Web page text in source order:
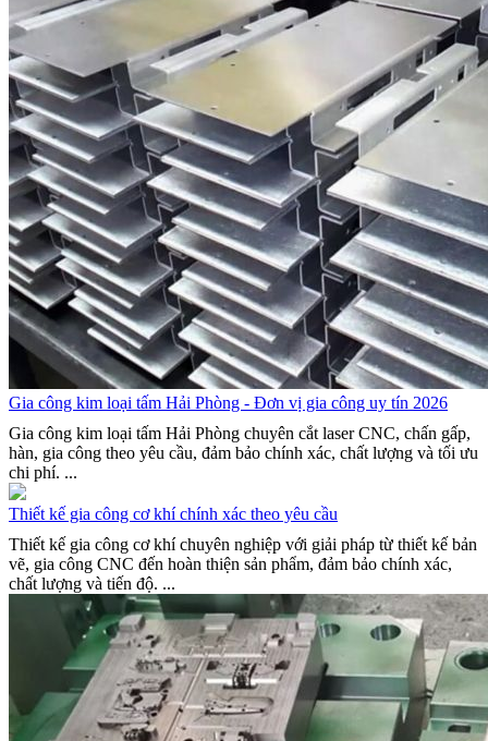
Gia công kim loại tấm Hải Phòng - Đơn vị gia công uy tín 2026
Gia công kim loại tấm Hải Phòng chuyên cắt laser CNC, chấn gấp,
hàn, gia công theo yêu cầu, đảm bảo chính xác, chất lượng và tối ưu
chi phí. ...
Thiết kế gia công cơ khí chính xác theo yêu cầu
Thiết kế gia công cơ khí chuyên nghiệp với giải pháp từ thiết kế bản
vẽ, gia công CNC đến hoàn thiện sản phẩm, đảm bảo chính xác,
chất lượng và tiến độ. ...